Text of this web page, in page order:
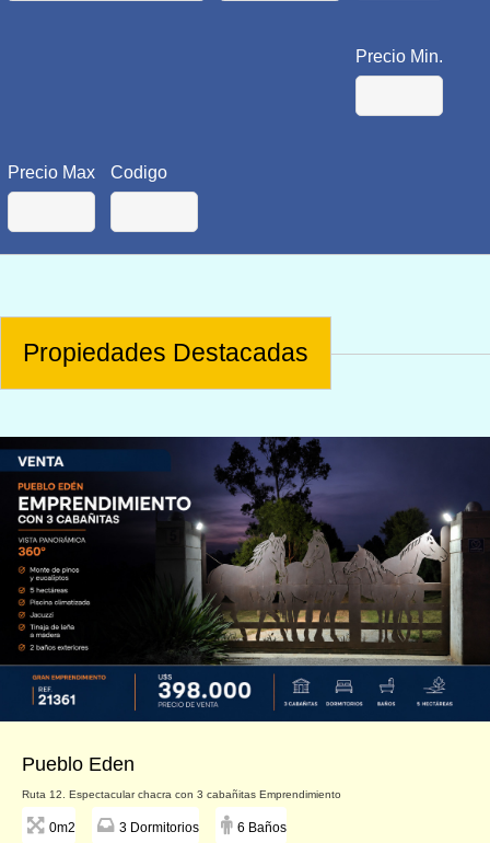
Precio Min.
Precio Max Codigo
Propiedades Destacadas
Pueblo Eden
Ruta 12. Espectacular chacra con 3 cabañitas Emprendimiento
0m2 3 Dormitorios 6 Baños